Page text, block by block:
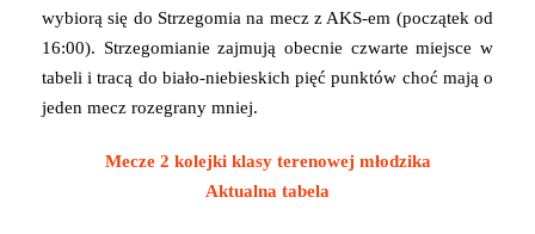
wybiorą się do Strzegomia na mecz z AKS-em (początek od
16:00). Strzegomianie zajmują obecnie czwarte miejsce w
tabeli i tracą do biało-niebieskich pięć punktów choć mają o
jeden mecz rozegrany mniej.
Mecze 2 kolejki klasy terenowej młodzika
Aktualna tabela